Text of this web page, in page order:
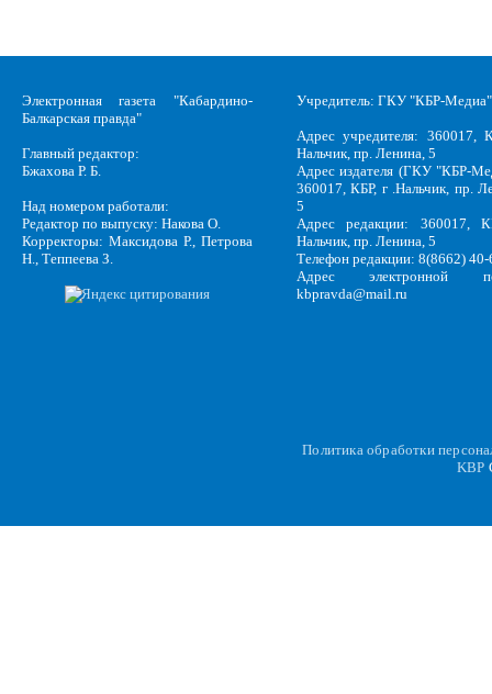
Электронная газета "Кабардино-
Балкарская правда"
Главный редактор:
Бжахова Р. Б.
Над номером работали:
Редактор по выпуску: Накова О.
Корректоры: Максидова Р., Петрова
Н., Теппеева З.
Учредитель: ГКУ "КБР-Медиа"
Адрес учредителя: 360017,
Нальчик, пр. Ленина, 5
Адрес издателя (ГКУ "КБР-
360017, КБР, г .Нальчик, пр.
5
Адрес редакции: 360017,
Нальчик, пр. Ленина, 5
Телефон редакции: 8(8662)
Адрес электронной
kbpravda@mail.ru
Политика обработки
KBP